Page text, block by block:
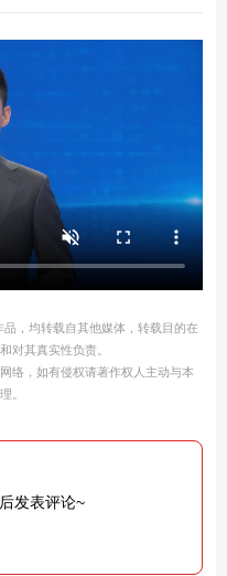
，均转载自其他媒体，转载目的在
对其真实性负责。
络，如有侵权请著作权人主动与本
。
后发表评论~